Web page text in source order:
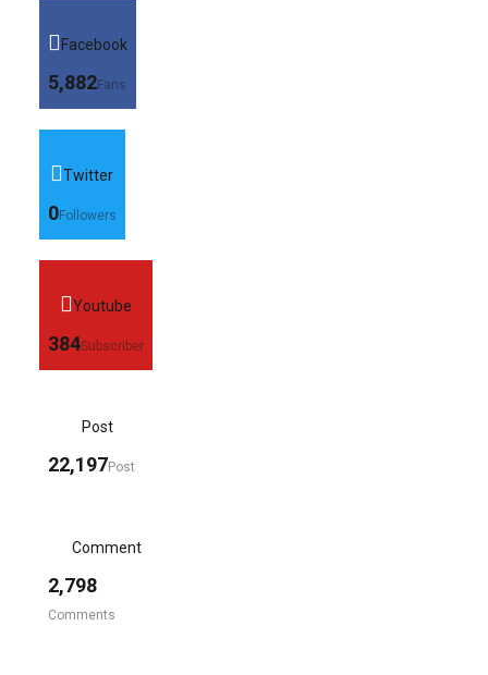
Facebook
5,882Fans
Twitter
0Followers
Youtube
384Subscriber
Post
22,197Post
Comment
2,798
Comments